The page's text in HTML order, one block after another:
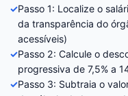
✓Passo 1: Localize o
da transparência do
acessíveis)
✓Passo 2: Calcule o
progressiva de 7,5% a
✓Passo 3: Subtraia o